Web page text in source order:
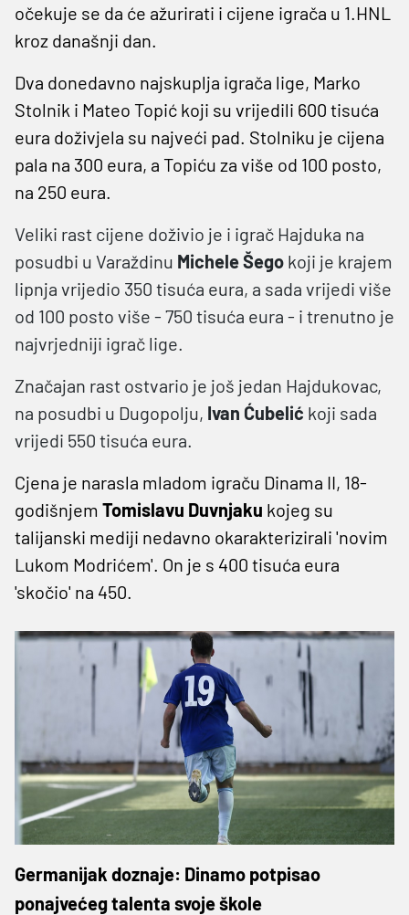
očekuje se da će ažurirati i cijene igrača u 1.HNL
kroz današnji dan.
Dva donedavno najskuplja igrača lige, Marko
Stolnik i Mateo Topić koji su vrijedili 600 tisuća
eura doživjela su najveći pad. Stolniku je cijena
pala na 300 eura, a Topiću za više od 100 posto,
na 250 eura.
Veliki rast cijene doživio je i igrač Hajduka na
posudbi u Varaždinu Michele Šego koji je krajem
lipnja vrijedio 350 tisuća eura, a sada vrijedi više
od 100 posto više - 750 tisuća eura - i trenutno je
najvrjedniji igrač lige.
Značajan rast ostvario je još jedan Hajdukovac,
na posudbi u Dugopolju, Ivan Ćubelić koji sada
vrijedi 550 tisuća eura.
Cjena je narasla mladom igraču Dinama II, 18-
godišnjem Tomislavu Duvnjaku kojeg su
talijanski mediji nedavno okarakterizirali 'novim
Lukom Modrićem'. On je s 400 tisuća eura
'skočio' na 450.
Germanijak doznaje: Dinamo potpisao
ponajvećeg talenta svoje škole